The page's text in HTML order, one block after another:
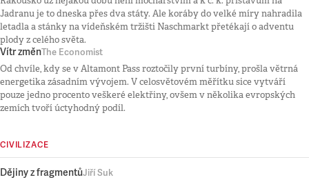
Jadranu je to dneska přes dva státy. Ale koráby do velké míry nahradila
letadla a stánky na vídeňském tržišti Naschmarkt přetékají o adventu
plody z celého světa.
Vítr změnThe Economist
Od chvíle, kdy se v Altamont Pass roztočily první turbíny, prošla větrná
energetika zásadním vývojem. V celosvětovém měřítku sice vytváří
pouze jedno procento veškeré elektřiny, ovšem v několika evropských
zemích tvoří úctyhodný podíl.
CIVILIZACE
Dějiny z fragmentůJiří Suk